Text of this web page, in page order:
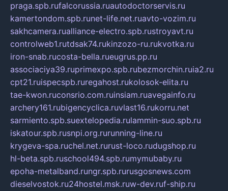
praga.spb.rufalcorussia.ruautodoctorservis.ru
kamertondom.spb.runet-life.net.ruavto-vozim.ru
sakhcamera.rualliance-electro.spb.rustroyavt.ru
controlweb1.rutdsak74.rukinzozo-ru.rukvotka.ru
iron-snab.rucosta-bella.rueugrus.pp.ru
associaciya39.ruprimexpo.spb.rubezmorchin.ruia2.ru
cpt21.ruispecspb.ruregahost.rukolosok-elita.ru
tae-kwon.ruconsrio.com.ruinsiam.ruavegainfo.ru
archery161.rubigencyclica.ruvlast16.rukorru.net
sarmiento.spb.suextelopedia.rulammin-suo.spb.ru
iskatour.spb.rusnpi.org.rurunning-line.ru
krygeva-spa.ruchel.net.rurust-loco.rudugshop.ru
hl-beta.spb.ruschool494.spb.rumymubaby.ru
epoha-metalband.rungr.spb.rurusgosnews.com
dieselvostok.ru24hostel.msk.ruw-dev.ruf-ship.ru